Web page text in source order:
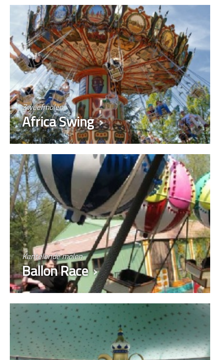
Zweefmolen
Africa Swing
Kantelende molen
Ballon Race